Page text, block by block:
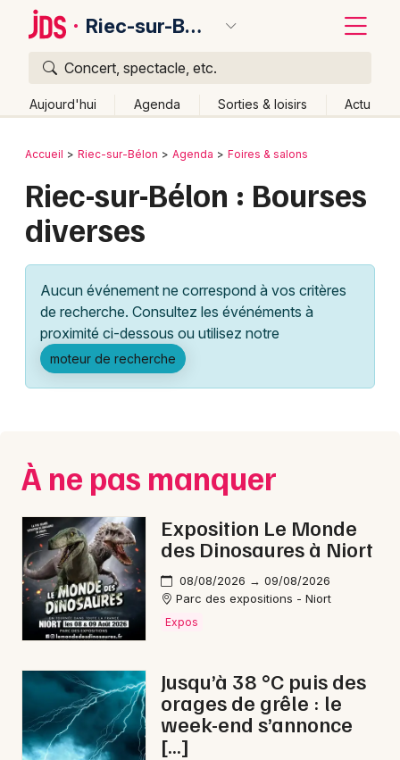
Riec-sur-Bélon
Concert, spectacle, etc.
Aujourd'hui Agenda Sorties & loisirs Actu
Publier un événement
Grands événements
Activité & Expérience
Manifestations
Foires & salons
Concerts
Sports
Soirées
Sorties famille
Sorties & loisirs
Bourses en Bretagne
Bordeaux
Colmar
Lille
Lyon
Marseille
Mulhouse
Nice
Paris
Strasbourg
Toulouse
Toutes les villes
Retour
Accueil Riec-sur-Bélon Agenda Foires & salons
Riec-sur-Bélon : Bourses
diverses
Aucun événement ne correspond à vos critères
de recherche. Consultez les événéments à
proximité ci-dessous ou utilisez notre
moteur de recherche
À ne pas manquer
Exposition Le Monde
des Dinosaures à Niort
08/08/2026 → 09/08/2026
Parc des expositions - Niort
Expos
Jusqu’à 38 °C puis des
orages de grêle : le
week-end s’annonce
[…]
Quoi ?
Où ?
Partout
Près de moi Changer de lieu
Quand ?
Aujourd'hui
Demain Ce week-end Autre